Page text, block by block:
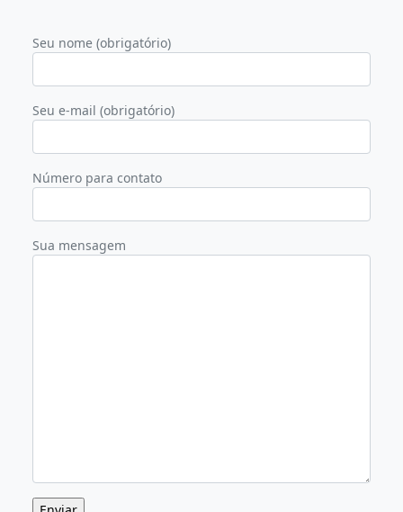
Seu nome (obrigatório)
Seu e-mail (obrigatório)
Número para contato
Sua mensagem